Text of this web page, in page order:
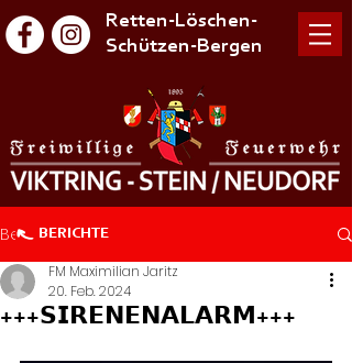
Retten-Löschen-
Schützen-Bergen
Beitrag
+++𝗦𝗜𝗥𝗘𝗡𝗘𝗡𝗔𝗟𝗔𝗥𝗠+++
FM Maximilian Jaritz
20. Feb. 2024
BERICHTE